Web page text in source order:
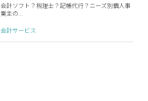
会計ソフト？税理士？記帳代行？ニーズ別個人事
業主の...
会計サービス